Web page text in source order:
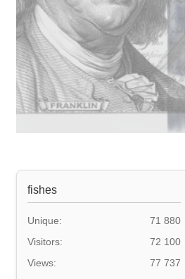
fishes
Unique:
71 880
Visitors:
72 100
Views:
77 737